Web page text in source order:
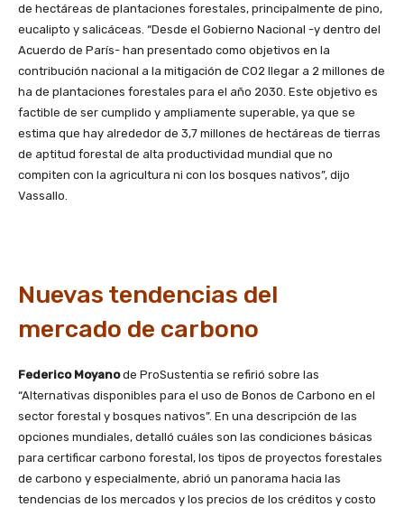
de hectáreas de plantaciones forestales, principalmente de pino,
eucalipto y salicáceas. “Desde el Gobierno Nacional -y dentro del
Acuerdo de París- han presentado como objetivos en la
contribución nacional a la mitigación de CO2 llegar a 2 millones de
ha de plantaciones forestales para el año 2030. Este objetivo es
factible de ser cumplido y ampliamente superable, ya que se
estima que hay alrededor de 3,7 millones de hectáreas de tierras
de aptitud forestal de alta productividad mundial que no
compiten con la agricultura ni con los bosques nativos”, dijo
Vassallo.
Nuevas tendencias del
mercado de carbono
Federico Moyanode ProSustentia se refirió sobre las
“Alternativas disponibles para el uso de Bonos de Carbono en el
sector forestal y bosques nativos”. En una descripción de las
opciones mundiales, detalló cuáles son las condiciones básicas
para certificar carbono forestal, los tipos de proyectos forestales
de carbono y especialmente, abrió un panorama hacia las
tendencias de los mercados y los precios de los créditos y costo